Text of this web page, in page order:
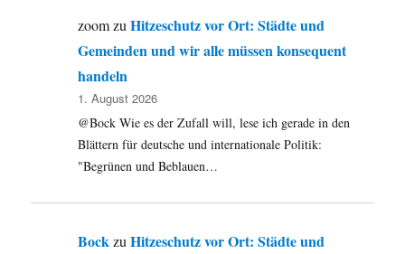
zoomzuHitzeschutz vor Ort: Städte und
Gemeinden und wir alle müssen konsequent
handeln
1. August 2026
@Bock Wie es der Zufall will, lese ich gerade in den
Blättern für deutsche und internationale Politik:
"Begrünen und Beblauen…
Bock zuHitzeschutz vor Ort: Städte und